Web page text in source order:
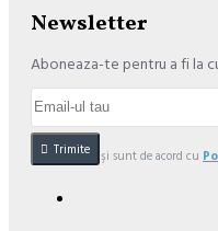
Newsletter
Aboneaza-te pentru a fi la
Trimite
Am citit şi sunt de acord cu